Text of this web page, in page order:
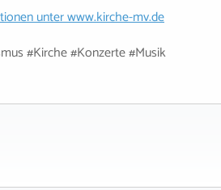
unterwww.kirche-mv.de
#Kirche #Konzerte #Musik